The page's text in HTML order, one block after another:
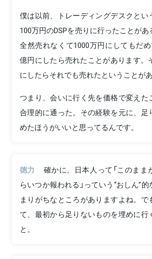
僕は以前、トレーディングデスクとい
100万円のDSPを売りに行ったことがあ
全然売れなくて1000万円にしてもだ
億円にしたら売れたことがあります。
にしたらそれでも売れたということがあ
つまり、会いに行く先を価格で変えた
合理的に通った。その経験を元に、足
めたほうがいいと思ってるんです。
徳力
確かに、日本人って「このまま
らいつか報われる」っていう“おしん”
まりがちなところがありますよね。で
て、最初から足りないものを埋めに行
と。